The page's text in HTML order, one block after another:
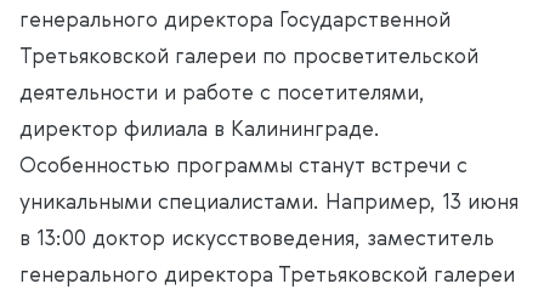
генерального директора Государственной
Третьяковской галереи по просветительской
деятельности и работе с посетителями,
директор филиала в Калининграде.
Особенностью программы станут встречи с
уникальными специалистами. Например, 13 июня
в 13:00 доктор искусствоведения, заместитель
генерального директора Третьяковской галереи